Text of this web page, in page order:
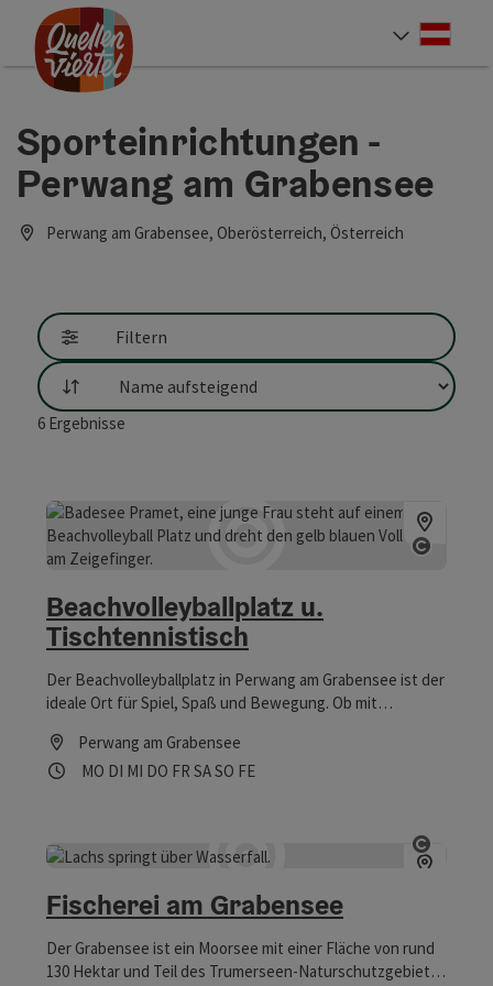
Zum Inhalt
Zur Navigation
Zum Seitenanfang
Sporteinrichtungen -
Perwang am Grabensee
Perwang am Grabensee, Oberösterreich, Österreich
Filtern
Sortierung
6 Ergebnisse
Beachvolleyballplatz u.
Tischtennistisch
Der Beachvolleyballplatz in Perwang am Grabensee ist der
ideale Ort für Spiel, Spaß und Bewegung. Ob mit
Sandplatz lädt zu spannenden Matches und entspannten
Stunden in sommerlicher Atmosphäre ein. Genieße Sport
Perwang am Grabensee
Öffnungszeiten
MO Montag geöffnet
DI Dienstag geöffnet
MI Mittwoch geöffnet
DO Donnerstag geöffnet
FR Freitag geöffnet
SASamstag geöffnet
SO Sonntag geöffnet
FEFeiertag geöffnet
Fischerei am Grabensee
Der Grabensee ist ein Moorsee mit einer Fläche von rund
130 Hektar und Teil des Trumerseen-Naturschutzgebiets.